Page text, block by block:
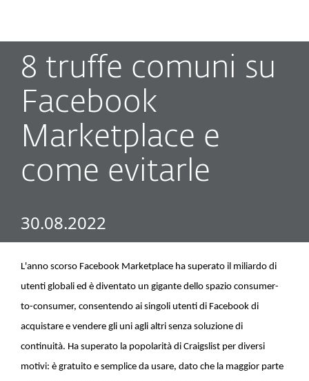
8 truffe comuni su
Facebook
Marketplace e
come evitarle
30.08.2022
L'anno scorso Facebook Marketplace ha superato il miliardo di
utenti globali ed è diventato un gigante dello spazio consumer-
to-consumer, consentendo ai singoli utenti di Facebook di
acquistare e vendere gli uni agli altri senza soluzione di
continuità. Ha superato la popolarità di Craigslist per diversi
motivi: è gratuito e semplice da usare, dato che la maggior parte